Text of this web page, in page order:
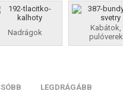
Nadrágok
Kabátok,
pulóverek
LEGDRÁGÁBB